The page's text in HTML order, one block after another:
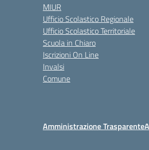
MIUR
Ufficio Scolastico Regionale
Ufficio Scolastico Territoriale
Scuola in Chiaro
Iscrizioni On Line
Invalsi
Comune
Amministrazione Trasparente